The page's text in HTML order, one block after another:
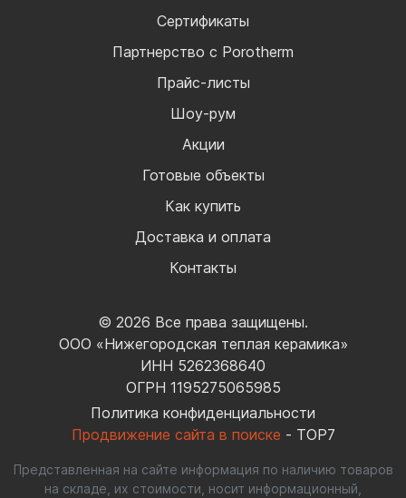
Сертификаты
Партнерство с Porotherm
Прайс-листы
Шоу-рум
Акции
Готовые объекты
Как купить
Доставка и оплата
Контакты
© 2026 Все права защищены.
ООО «Нижегородская теплая керамика»
ИНН 5262368640
ОГРН 1195275065985
Политика конфиденциальности
Продвижение сайта в поиске - TOP7
Представленная на сайте информация по наличию товаров
на складе, их стоимости, носит информационный,